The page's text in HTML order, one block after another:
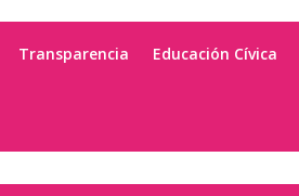
Transparencia Educación Cívica